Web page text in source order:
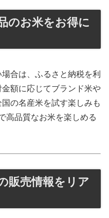
のお米をお得に
合は、ふるさと納税を利
額に応じてブランド米や
の名産米を試す楽しみも
高品質なお米を楽しめる
販売情報をリア